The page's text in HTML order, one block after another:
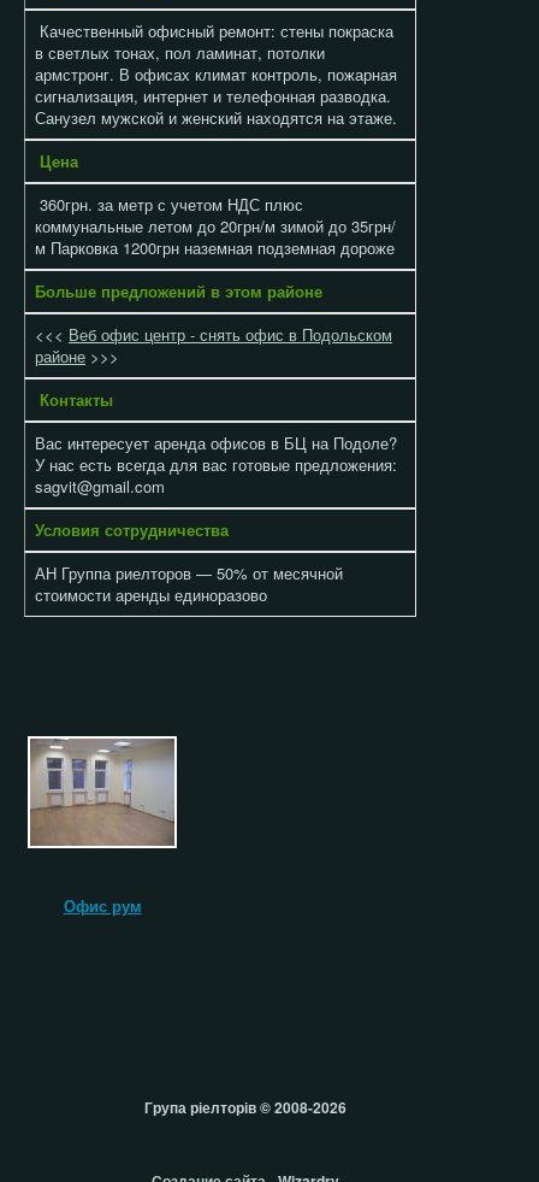
Качественный офисный ремонт: стены покраска
в светлых тонах, пол ламинат, потолки
армстронг. В офисах климат контроль, пожарная
сигнализация, интернет и телефонная разводка.
Санузел мужской и женский находятся на этаже.
Цена
360грн. за метр с учетом НДС плюс
коммунальные летом до 20грн/м зимой до 35грн/
м Парковка 1200грн наземная подземная дороже
Больше предложений в этом районе
<<< Веб офис центр - снять офис в Подольском
районе >>>
Контакты
Вас интересует аренда офисов в БЦ на Подоле?
У нас есть всегда для вас готовые предложения:
sagvit@gmail.com
Условия сотрудничества
АН Группа риелторов — 50% от месячной
стоимости аренды единоразово
Офис рум
Група ріелторів © 2008-2026